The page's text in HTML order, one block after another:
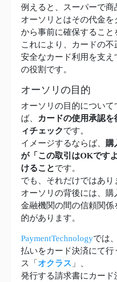
例えると、スーパーで商
オーソリとはその代金
から事前に確保すること
これにより、カードの
安全なカード利用を支え
の役割です。
オーソリの目的
オーソリの目的について
ば、
カードの使用承認
ィチェックです。
イメージするならば、 購
が「この取引はOKです
けること です。
でも、それだけではあり
オーソリの背後には、
金融機関の間の信頼関係
的があります。
PaymentTechnologyでは
払いをカード決済にて
ス「 オクラス 」、
発行する請求書にカー